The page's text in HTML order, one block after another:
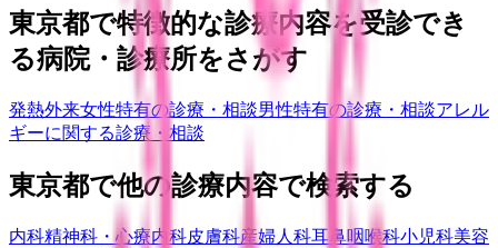
東京都で特徴的な診療内容を受診でき
る病院・診療所をさがす
発熱外来女性特有の診療・相談男性特有の診療・相談アレル
ギーに関する診療・相談
東京都で他の診療内容で検索する
内科精神科・心療内科皮膚科産婦人科耳鼻咽喉科小児科美容